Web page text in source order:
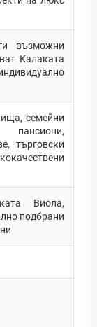
възможни
Калаката
семейни
търговски
Виола,
подбрани